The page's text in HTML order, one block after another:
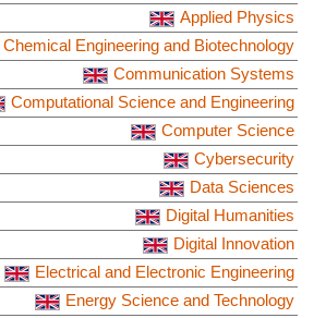
Applied Physics
Chemical Engineering and Biotechnology
Communication Systems
Computational Science and Engineering
Computer Science
Cybersecurity
Data Sciences
Digital Humanities
Digital Innovation
Electrical and Electronic Engineering
Energy Science and Technology